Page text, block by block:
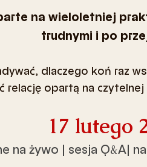
na wieloletniej
trudnymi i po
dlaczego koń raz
relację opartą na
17 lutego
na żywo | sesja Q&A|